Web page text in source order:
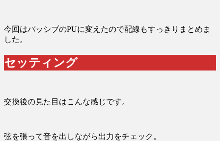
今回はパッシブのPUに変えたので配線もすっきりまとめま
した。
セッティング
交換後の見た目はこんな感じです。
弦を張って音を出しながら出力をチェック。